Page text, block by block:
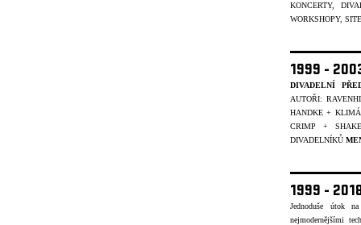
KONCERTY,
WORKSHOPY,
1999 -
DIVADELNÍ
AUTOŘI:
HANDKE +
CRIMP +
DIVADELNÍKŮ
1999 -
Jednoduše útok
nejmodernějšími